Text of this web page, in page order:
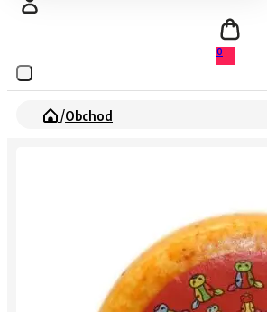
0
/Obchod